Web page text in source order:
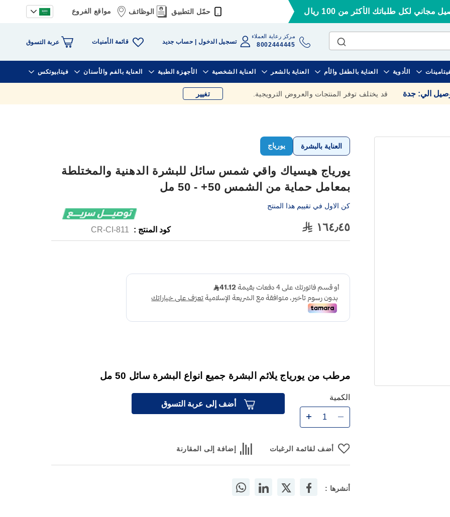
مجاني لكل طلباتك الأكثر من 100 ريال حمّل التطبيق الوظائف مواقع الفروع
مركز رعاية العملاء
8002444445 تسجيل الدخول حساب جديد قائمة الأمنيات عربة التسوق
الأدوية العناية بالطفل والأم العناية بالشعر العناية الشخصية الأجهزة الطبية العناية بالفم والأسنان فيتابيوتكس
الي: جدة قد يختلف توفر المنتجات والعروض الترويجية. تغيير
العناية بالبشرة يورياج
يورياج هيسياك واقي شمس سائل للبشرة الدهنية والمختلطة
بمعامل حماية من الشمس 50+ - 50 مل
كن الاول في تقييم هذا المنتج
١٦٤٫٤٥ كود المنتج : CR-CI-811
مرطب من يورياج يلائم البشرة جميع انواع البشرة سائل 50 مل
الكمية
أضف إلى عربة التسوق
أضف لقائمة الرغبات إضافة إلى المقارنة
أنشرها :